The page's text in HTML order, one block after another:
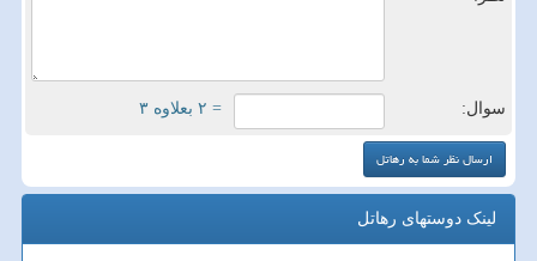
سوال: = ۲ بعلاوه ۳
لینک دوستهای رهاتل